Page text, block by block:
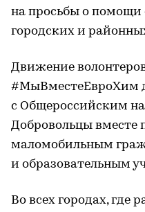
на просьбы о помощи
городских и
Движение
#МыВместеЕвроХим
с Общероссийским
Добровольцы
маломобильным
и образовательным
Во всех городах, где